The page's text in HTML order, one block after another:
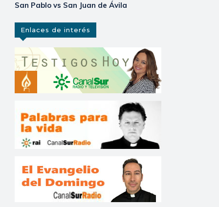
San Pablo vs San Juan de Ávila
Enlaces de interés